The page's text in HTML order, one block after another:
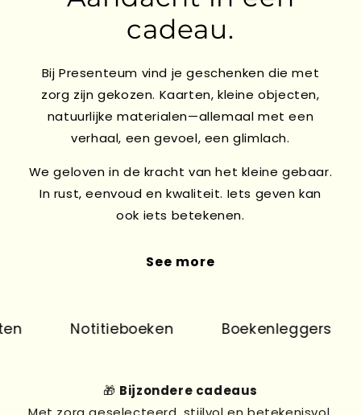
cadeau.
Bij Presenteum vind je geschenken die met
zorg zijn gekozen. Kaarten, kleine objecten,
natuurlijke materialen—allemaal met een
verhaal, een gevoel, een glimlach.
We geloven in de kracht van het kleine gebaar.
In rust, eenvoud en kwaliteit. Iets geven kan
ook iets betekenen.
See more
Notitieboeken Boekenleggers
🎁 Bijzondere cadeaus